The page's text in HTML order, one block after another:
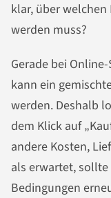
klar, über welchen
werden muss?
Gerade bei
kann ein
werden. Deshalb
dem Klick auf
andere Kosten,
als erwartet,
Bedingungen